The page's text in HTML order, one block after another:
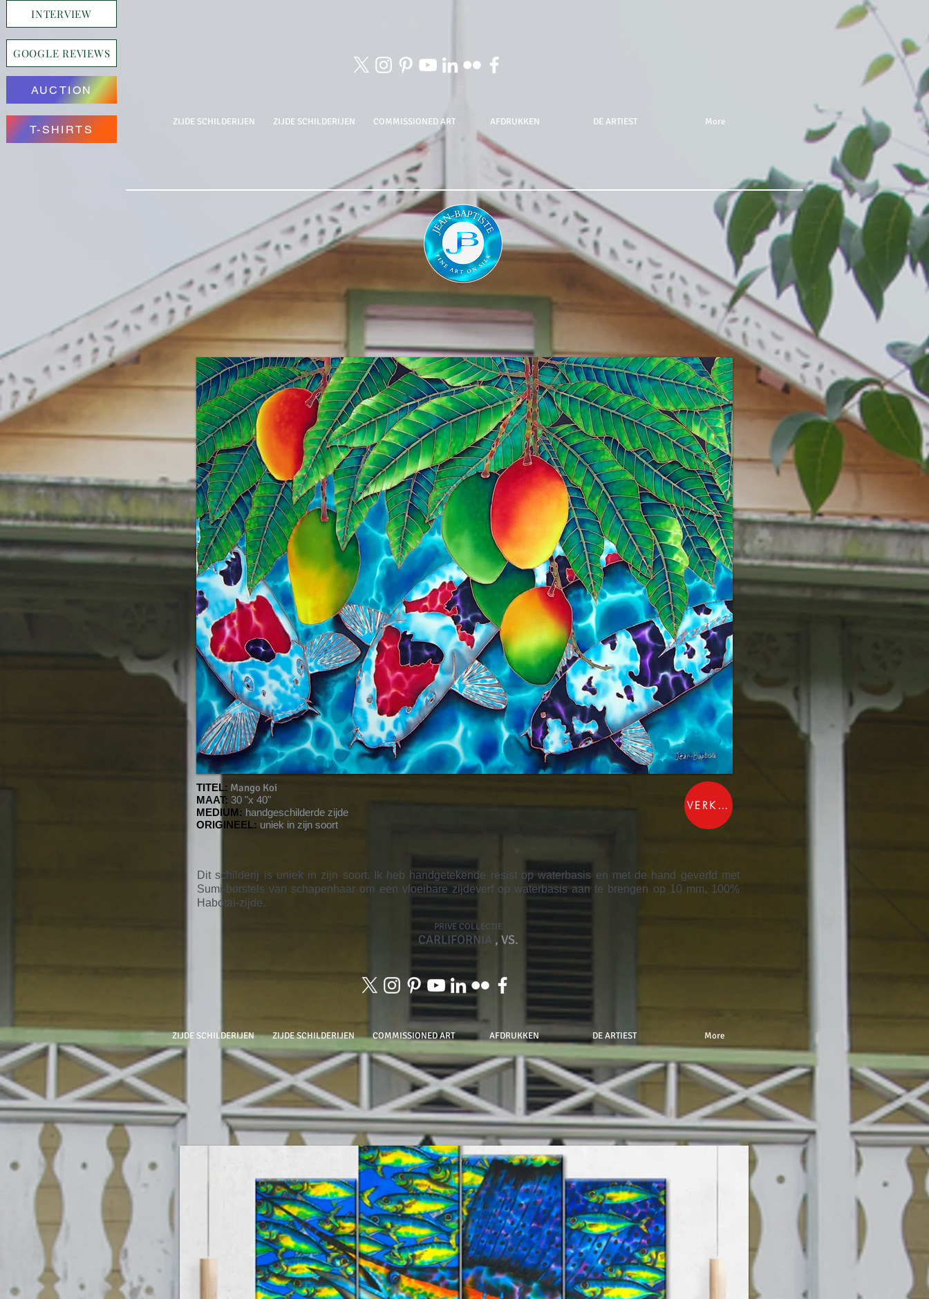
INTERVIEW
GOOGLE REVIEWS
AUCTION
T-SHIRTS
ZIJDE SCHILDERIJEN ZIJDE SCHILDERIJEN COMMISSIONED ART AFDRUKKEN DE ARTIEST More
TITEL: Mango Koi
MAAT: 30 "x 40"
MEDIUM: handgeschilderde zijde
ORIGINEEL: uniek in zijn soort
VERKOCHT
Dit schilderij is uniek in zijn soort. Ik heb handgetekende resist op waterbasis en met de hand geverfd met
Sumi-borstels van schapenhaar om een vloeibare zijdeverf op waterbasis aan te brengen op 10 mm, 100%
Habotai-zijde.
PRIVE COLLECTIE
CARLIFORNIA , VS.
ZIJDE SCHILDERIJEN ZIJDE SCHILDERIJEN COMMISSIONED ART AFDRUKKEN DE ARTIEST More